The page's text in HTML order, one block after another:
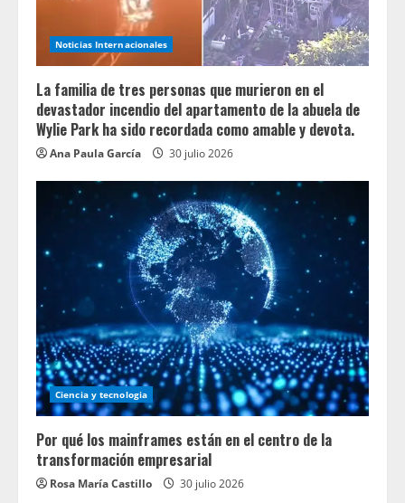
Noticias Internacionales
La familia de tres personas que murieron en el
devastador incendio del apartamento de la abuela de
Wylie Park ha sido recordada como amable y devota.
Ana Paula García 30 julio 2026
Ciencia y tecnologia
Por qué los mainframes están en el centro de la
transformación empresarial
Rosa María Castillo 30 julio 2026